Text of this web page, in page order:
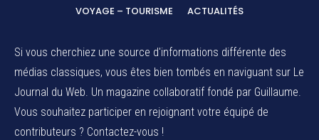
VOYAGE – TOURISME
ACTUALITÉS
Si vous cherchiez une source d'informations différente des
médias classiques, vous êtes bien tombés en naviguant sur Le
Journal du Web. Un magazine collaboratif fondé par Guillaume.
Vous souhaitez participer en rejoignant votre équipé de
contributeurs ? Contactez-vous !